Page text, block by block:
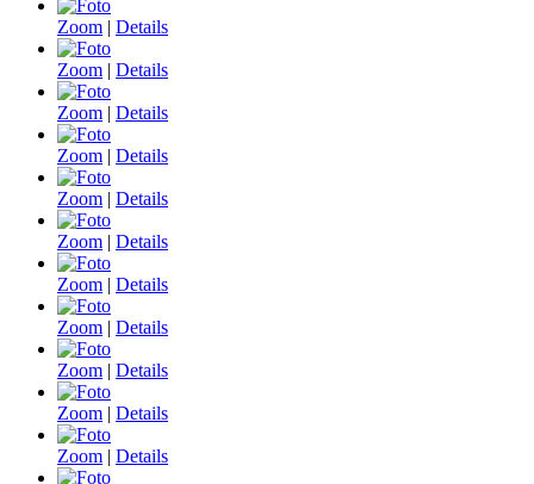
Zoom | Details
Zoom | Details
Zoom | Details
Zoom | Details
Zoom | Details
Zoom | Details
Zoom | Details
Zoom | Details
Zoom | Details
Zoom | Details
Zoom | Details